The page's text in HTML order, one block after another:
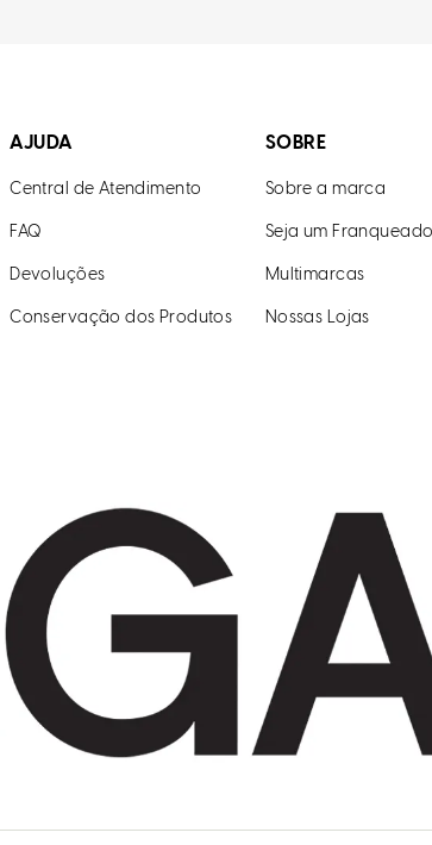
AJUDA
Central de Atendimento
FAQ
Devoluções
Conservação dos Produtos
SOBRE
Sobre a marca
Seja um Franqueado
Multimarcas
Nossas Lojas